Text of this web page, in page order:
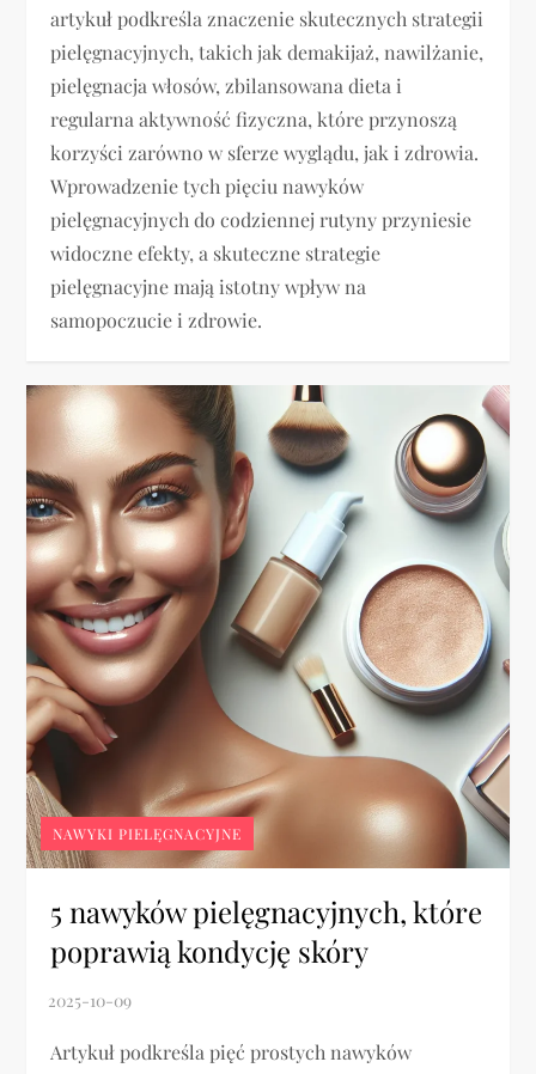
artykuł podkreśla znaczenie skutecznych strategii
pielęgnacyjnych, takich jak demakijaż, nawilżanie,
pielęgnacja włosów, zbilansowana dieta i
regularna aktywność fizyczna, które przynoszą
korzyści zarówno w sferze wyglądu, jak i zdrowia.
Wprowadzenie tych pięciu nawyków
pielęgnacyjnych do codziennej rutyny przyniesie
widoczne efekty, a skuteczne strategie
pielęgnacyjne mają istotny wpływ na
samopoczucie i zdrowie.
NAWYKI PIELĘGNACYJNE
5 nawyków pielęgnacyjnych, które
poprawią kondycję skóry
Artykuł podkreśla pięć prostych nawyków